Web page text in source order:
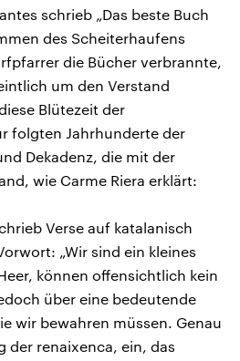
schrieb „Das beste Buch
des Scheiterhaufens
die Bücher verbrannte,
um den Verstand
Blütezeit der
folgten Jahrhunderte der
Dekadenz, die mit der
wie Carme Riera erklärt:
Verse auf katalanisch
„Wir sind ein kleines
können offensichtlich kein
über eine bedeutende
wir bewahren müssen. Genau
der renaixenca, ein, das